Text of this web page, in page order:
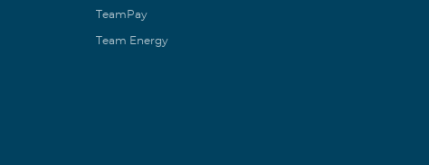
TeamPay
Team Energy